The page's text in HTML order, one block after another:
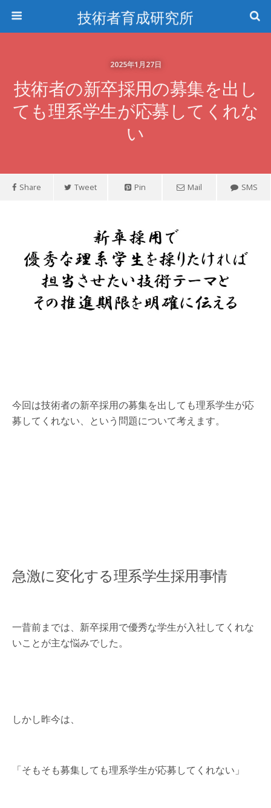
技術者育成研究所
2025年1月27日
技術者の新卒採用の募集を出し
ても理系学生が応募してくれな
い
Share Tweet Pin Mail SMS
今回は技術者の新卒採用の募集を出しても理系学生が応
募してくれない、という問題について考えます。
急激に変化する理系学生採用事情
一昔前までは、新卒採用で優秀な学生が入社してくれな
いことが主な悩みでした。
しかし昨今は、
「そもそも募集しても理系学生が応募してくれない」